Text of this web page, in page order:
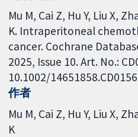
Mu M, Cai Z, Hu Y, Liu X,
K. Intraperitoneal
cancer. Cochrane
2025, Issue 10. Art. No.:
10.1002/
作者
Mu M Cai Z Hu Y Liu X
K